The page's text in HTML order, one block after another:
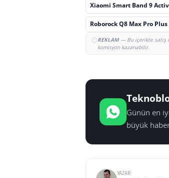
Xiaomi Smart Band 9
Roborock Q8 Max Pro
REKLAM— Bu içerikte satış
komisyon kazanabilir.
Günün en
büyük
YAZAR: